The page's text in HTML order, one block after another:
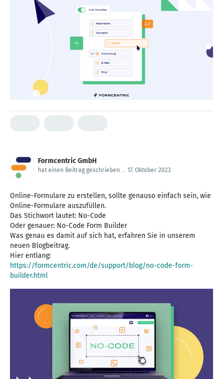
Formcentric GmbH
hat einen Beitrag geschrieben . 17. Oktober 2023
Online-Formulare zu erstellen, sollte genauso einfach sein, wie
Online-Formulare auszufüllen.
Das Stichwort lautet: No-Code
Oder genauer: No-Code Form Builder
Was genau es damit auf sich hat, erfahren Sie in unserem
neuen Blogbeitrag.
https://formcentric.com/de/support/blog/no-code-form-
builder.html